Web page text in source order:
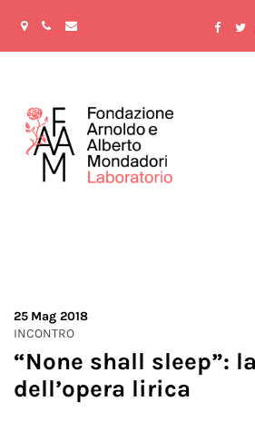
25 Mag 2018
INCONTRO
“None shall sleep”:
dell’opera lirica